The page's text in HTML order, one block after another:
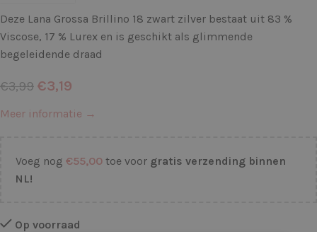
Deze Lana Grossa Brillino 18 zwart zilver bestaat uit 83 %
Viscose, 17 % Lurex en is geschikt als glimmende
begeleidende draad
€3,99 €3,19
Meer informatie →
Voeg nog €55,00 toe voor gratis verzending binnen
NL!
Op voorraad